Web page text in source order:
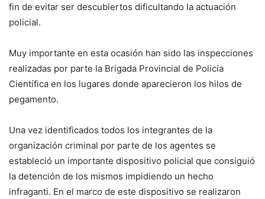
fin de evitar ser descubiertos dificultando la actuación
policial.
Muy importante en esta ocasión han sido las inspecciones
realizadas por parte la Brigada Provincial de Policía
Científica en los lugares donde aparecieron los hilos de
pegamento.
Una vez identificados todos los integrantes de la
organización criminal por parte de los agentes se
estableció un importante dispositivo policial que consiguió
la detención de los mismos impidiendo un hecho
infraganti. En el marco de este dispositivo se realizaron